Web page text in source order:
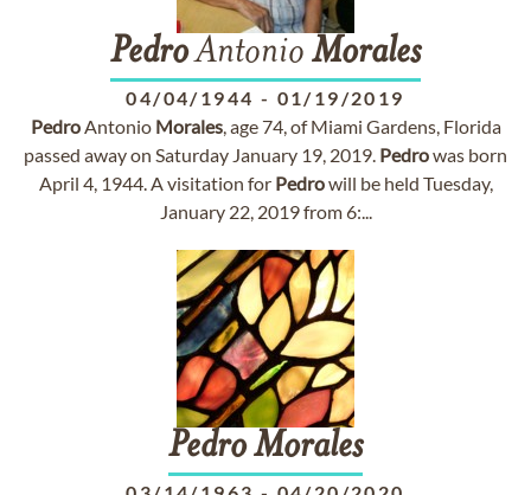
PedroAntonio Morales
04/04/1944 - 01/19/2019
PedroAntonio Morales, age 74, of Miami Gardens, Florida
passed away on Saturday January 19, 2019. Pedrowas born
April 4, 1944. A visitation for Pedrowill be held Tuesday,
January 22, 2019 from 6:...
PedroMorales